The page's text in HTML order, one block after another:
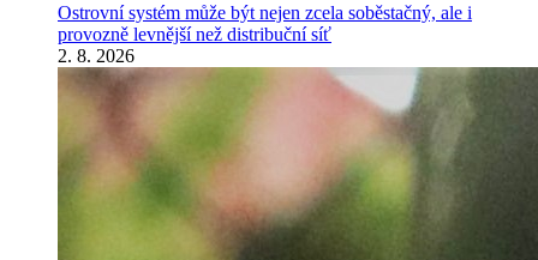
Ostrovní systém může být nejen zcela soběstačný, ale i
provozně levnější než distribuční síť
2. 8. 2026